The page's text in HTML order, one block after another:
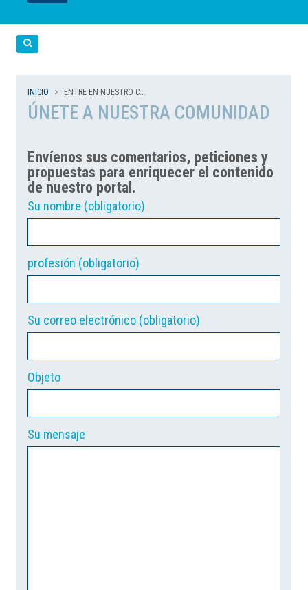
LEER
LEER
LEER
LEER
LEER
INICIO ENTRE EN NUESTRO C...
ÚNETE A NUESTRA COMUNIDAD
Envíenos sus comentarios, peticiones y
propuestas para enriquecer el contenido
de nuestro portal.
Su nombre (obligatorio)
profesión (obligatorio)
Su correo electrónico (obligatorio)
Objeto
Su mensaje